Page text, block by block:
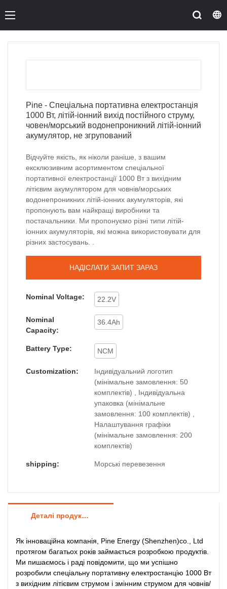
Pine - Спеціальна портативна електростанція
1000 Вт, літій-іонний вихід постійного струму,
човен/морський водонепроникний літій-іонний
акумулятор, не згрупований
Відчуйте якість, як ніколи раніше, з вашим
ексклюзивним асортиментом спеціальної
портативної електростанції 1000 Вт з вихідним
літієвим акумулятором для човнів/морських
водонепроникних літій-іонних акумуляторів, які
пропонують вам найкращі виробники та
постачальники. Ми пропонуємо різні типи літій-
іонних акумуляторів, які можна використовувати для
різних застосувань. .
НАДІСЛАТИ ЗАПИТ ЗАРАЗ
Nominal Voltage: 22.2V
Nominal
Capacity:
36.4Ah
Battery Type: NCM
Customization:
Індивідуальний логотип
(мінімальне замовлення: 50
комплектів) , Індивідуальна
упаковка (мінімальне
замовлення: 100 комплектів) ,
Налаштування графіки
(мінімальне замовлення: 200
комплектів)
shipping: Морські перевезення
Деталі продуктів
Як інноваційна компанія, Pine Energy (Shenzhen)co., Ltd
протягом багатьох років займається розробкою продуктів.
Ми пишаємось і раді повідомити, що ми успішно
розробили спеціальну портативну електростанцію 1000 Вт
з вихідним літієвим струмом і змінним струмом для човнів/